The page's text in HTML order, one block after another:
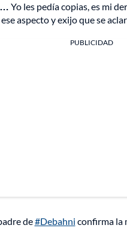
Yo les pedía copias, es mi
aspecto y exijo que se
PUBLICIDAD
de#Debahni confirma la